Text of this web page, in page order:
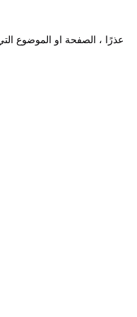
عذرًا ، الصفحة او الموضوع